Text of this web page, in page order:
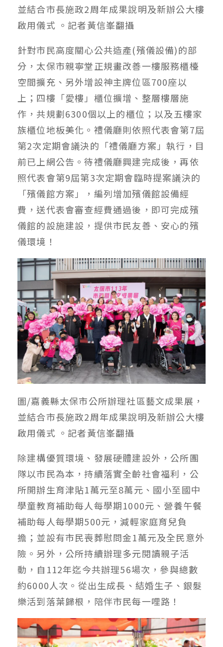
並結合市長施政2周年成果說明及新辦公大樓
啟用儀式 。記者黃信峯翻攝
針對市民高度關心公共造產(殯儀設備)的部
分，太保市親寧堂正規畫改善一樓服務櫃檯
空間擴充、另外增設神主牌位區700座以
上；四樓「愛樓」櫃位擴增、整層樓層施
作，共規劃6300個以上的櫃位；以及五樓家
族櫃位地板美化。禮儀廳則依照代表會第7屆
第2次定期會議決的「禮儀廳方案」執行，目
前已上網公告。待禮儀廳興建完成後，再依
照代表會第9屆第3次定期會臨時提案議決的
「殯儀館方案」，編列增加殯儀館設備經
費，送代表會審查經費通過後，即可完成殯
儀館的設施建設，提供市民友善、安心的殯
儀環境！
圖/嘉義縣太保市公所辦理社區藝文成果展，
並結合市長施政2周年成果說明及新辦公大樓
啟用儀式 。記者黃信峯翻攝
除建構優質環境、發展硬體建設外，公所團
隊以市民為本，持續落實全齡社會福利，公
所開辦生育津貼1萬元至8萬元、國小至國中
學童教育補助每人每學期1000元、營養午餐
補助每人每學期500元，減輕家庭育兒負
擔；並設有市民喪葬慰問金1萬元及全民意外
險。另外，公所持續辦理多元閱讀親子活
動，自112年迄今共辦理56場次，參與總數
約6000人次。從出生成長、結婚生子、銀髮
樂活到落葉歸根，陪伴市民每一哩路！